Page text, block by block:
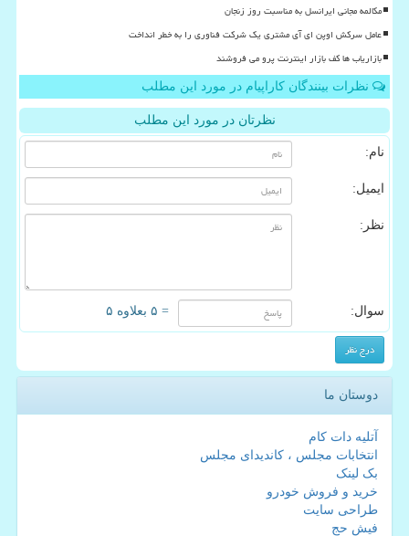
مکالمه مجانی ایرانسل به مناسبت روز زنجان
عامل سرکش اوپن ای آی مشتری یک شرکت فناوری را به خطر انداخت
بازاریاب ها کف بازار اینترنت پرو می فروشند
نظرات بینندگان کاراپیام در مورد این مطلب
نظرتان در مورد این مطلب
نام:
ایمیل:
نظر:
سوال: = ۵ بعلاوه ۵
دوستان ما
آتلیه دات کام
انتخابات مجلس ، کاندیدای مجلس
بک لینک
خرید و فروش خودرو
طراحی سایت
فیش حج